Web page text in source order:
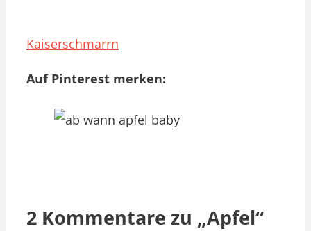
Kaiserschmarrn
Auf Pinterest merken:
2 Kommentare zu „Apfel“